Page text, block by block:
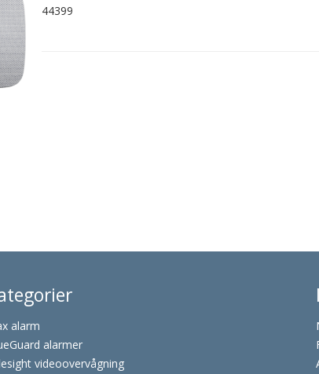
44399
alarm
alarmer
videoovervågning